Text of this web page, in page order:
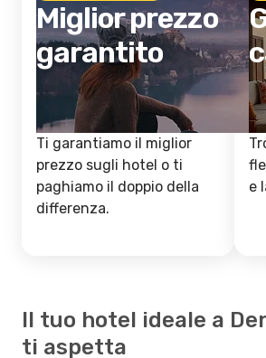
Miglior prezzo
garantito
Ti garantiamo il miglior
prezzo sugli hotel o ti
paghiamo il doppio della
differenza.
e
Il tuo hotel ideale a
ti aspetta